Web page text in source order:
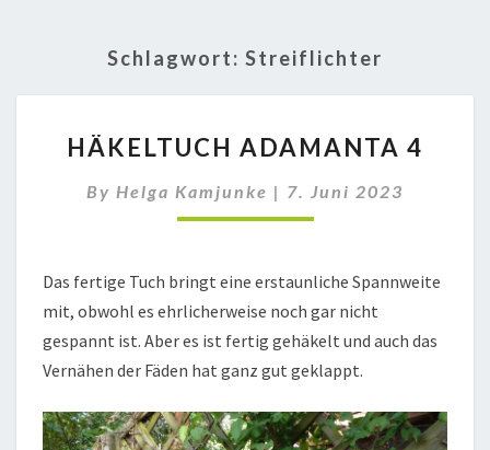
Schlagwort: Streiflichter
ADAMANTA
HÄKELTUCH ADAMANTA 4
By Helga Kamjunke | 7. Juni 2023
Das fertige Tuch bringt eine erstaunliche Spannweite
mit, obwohl es ehrlicherweise noch gar nicht
gespannt ist. Aber es ist fertig gehäkelt und auch das
Vernähen der Fäden hat ganz gut geklappt.